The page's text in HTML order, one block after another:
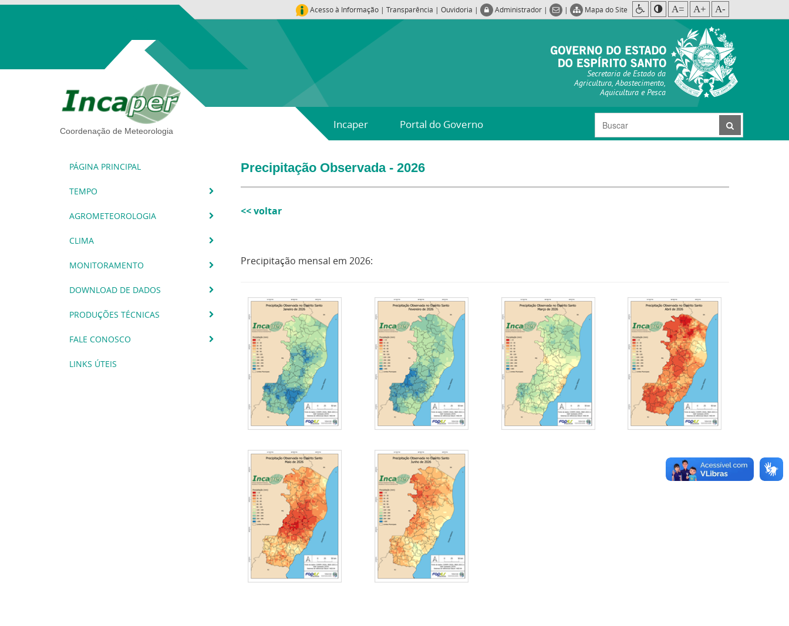
Acesso à Informação | Transparência | Ouvidoria | Administrador | | Mapa do Site A= A+ A-
Secretaria de Estado da
Agricultura, Abastecimento,
Aquicultura e Pesca
Incaper Portal do Governo
Coordenação de Meteorologia
PÁGINA PRINCIPAL
TEMPO
AGROMETEOROLOGIA
CLIMA
MONITORAMENTO
DOWNLOAD DE DADOS
PRODUÇÕES TÉCNICAS
FALE CONOSCO
LINKS ÚTEIS
Precipitação Observada - 2026
<< voltar
Precipitação mensal em 2026: